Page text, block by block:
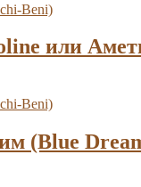
или
(Blue